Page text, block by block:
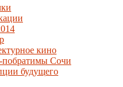
кино
побратимы Сочи
будущего